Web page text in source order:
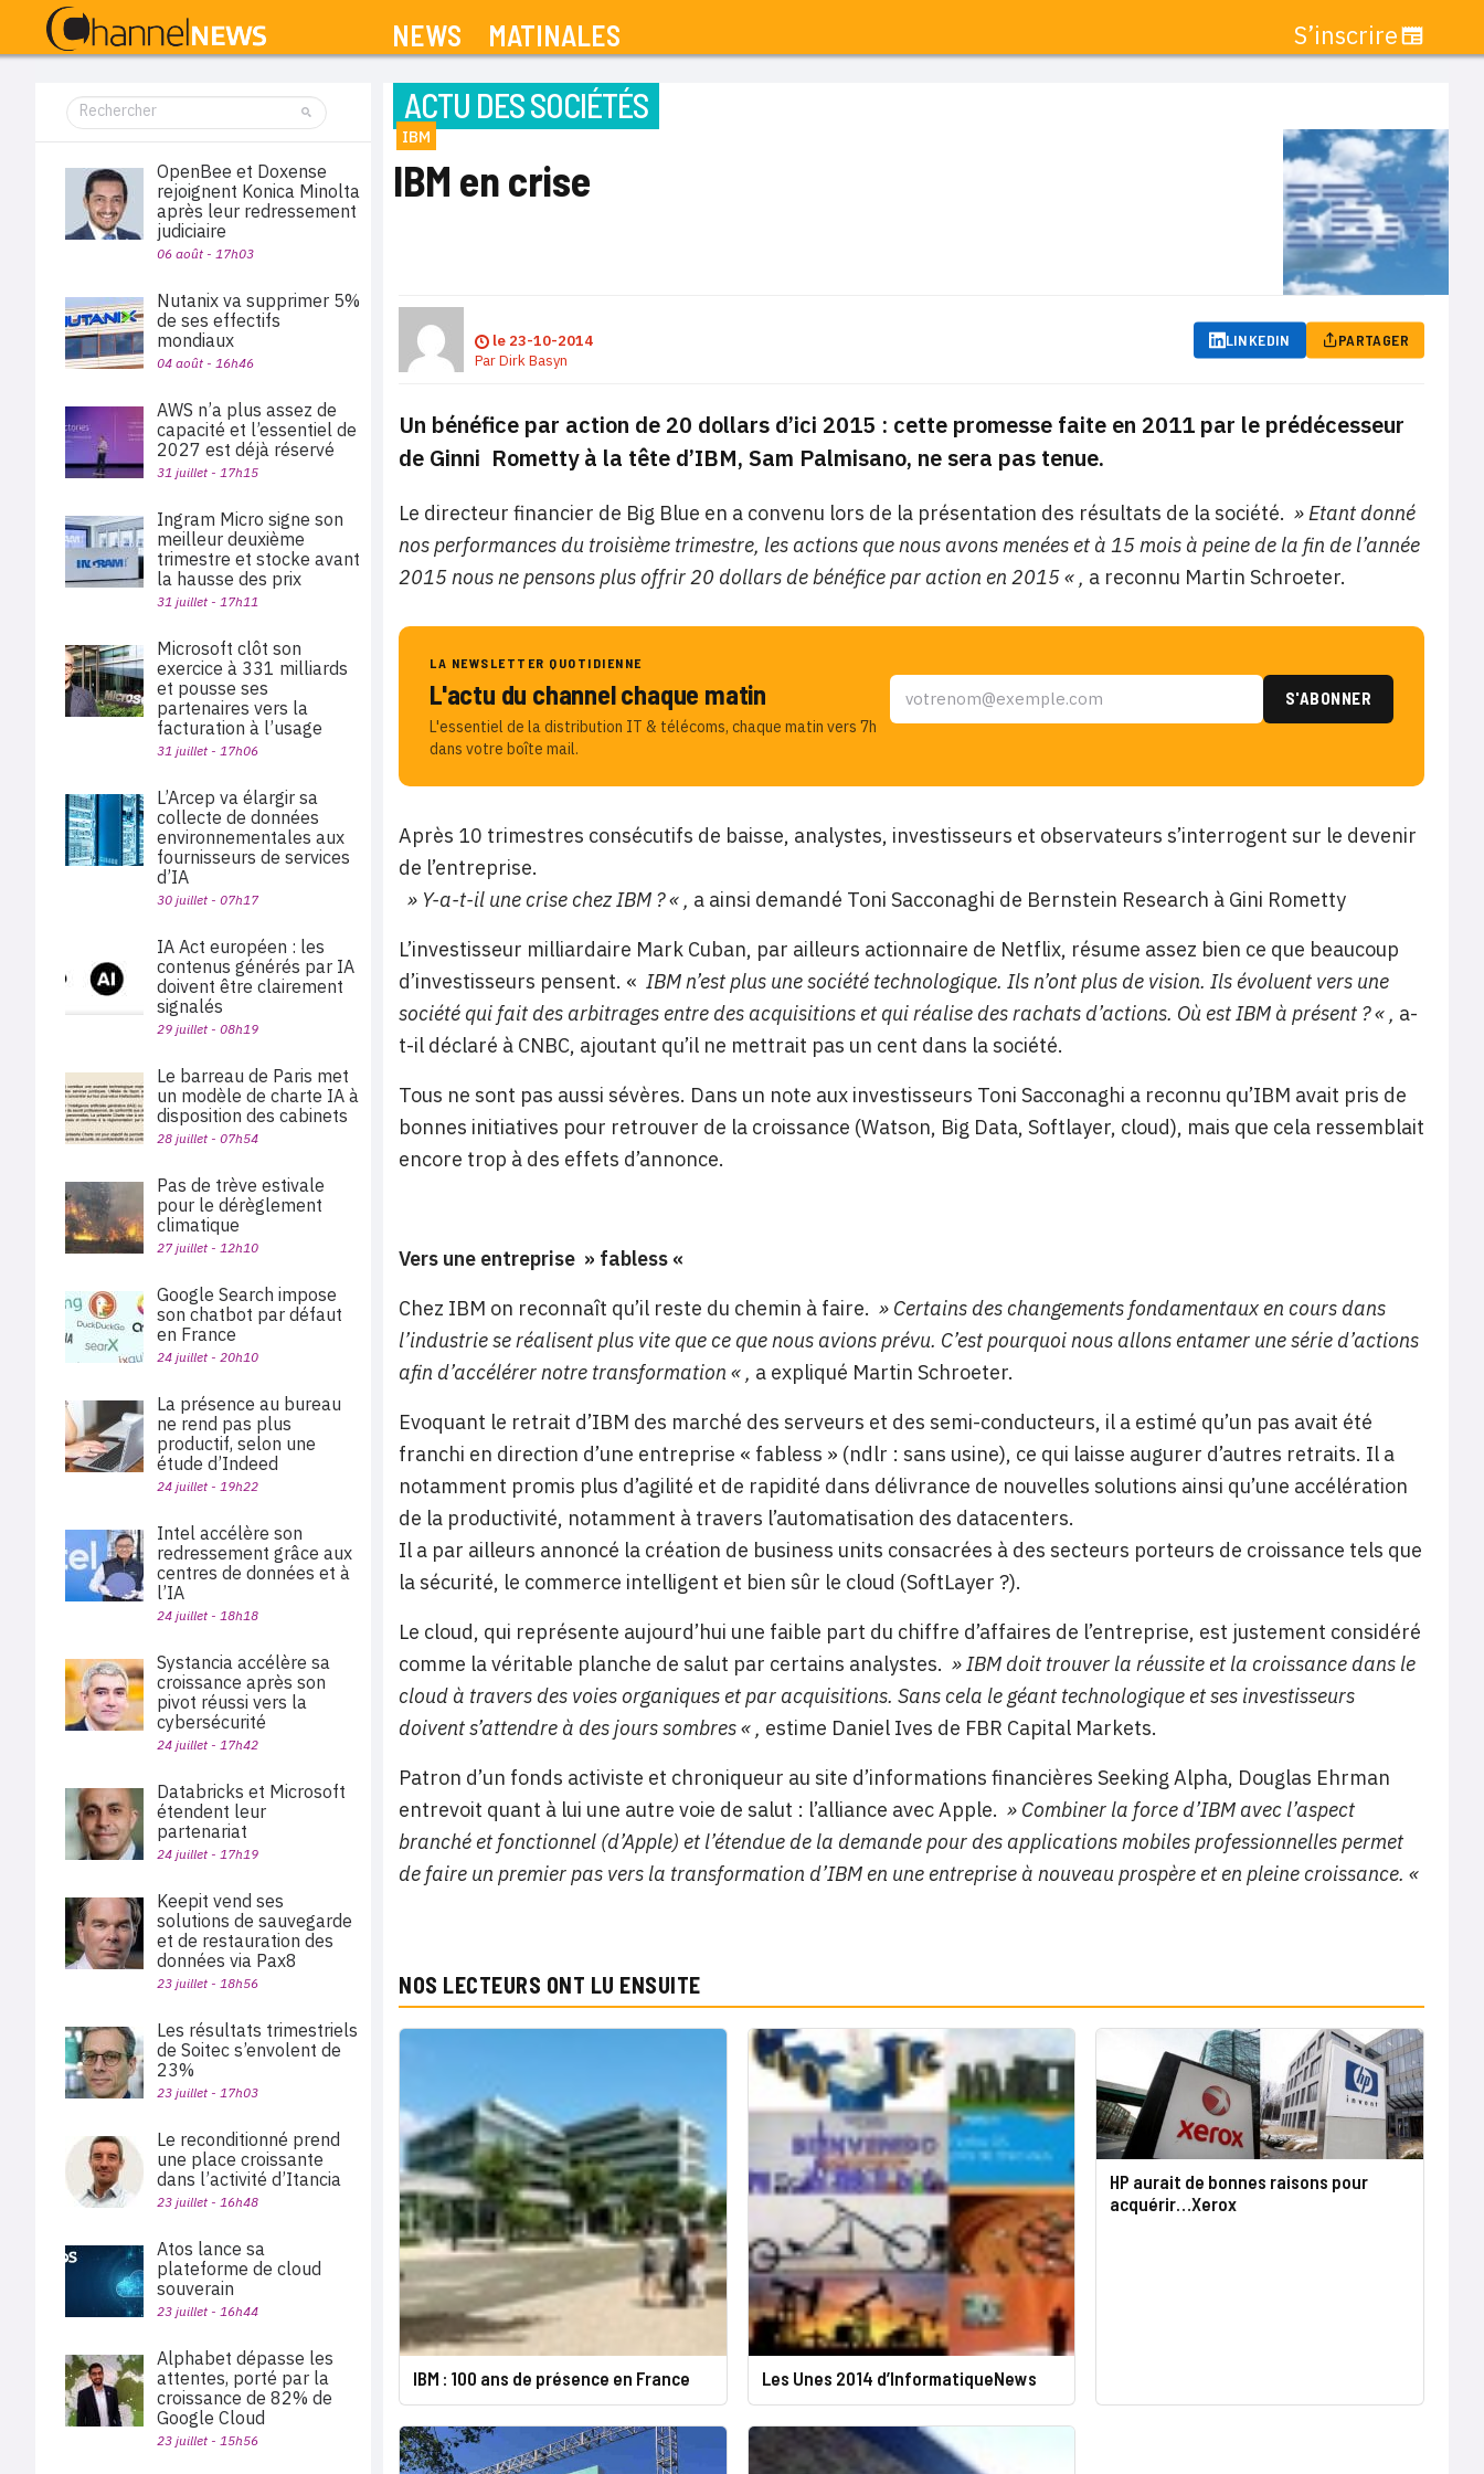
NEWS MATINALES S’inscrire
ACTU DES SOCIÉTÉS
IBM
IBM en crise
le 23-10-2014
ParDirk Basyn
LINKEDIN PARTAGER
Un bénéfice par action de 20 dollars d’ici 2015 : cette promesse faite en 2011 par le prédécesseur
de Ginni Rometty à la tête d’IBM, Sam Palmisano, ne sera pas tenue.
Le directeur financier de Big Blue en a convenu lors de la présentation des résultats de la société. » Etant donné
nos performances du troisième trimestre, les actions que nous avons menées et à 15 mois à peine de la fin de l’année
2015 nous ne pensons plus offrir 20 dollars de bénéfice par action en 2015 « , a reconnu Martin Schroeter.
LA NEWSLETTER QUOTIDIENNE
L'actu du channel chaque matin
L'essentiel de la distribution IT & télécoms, chaque matin vers 7h
dans votre boîte mail.
Après 10 trimestres consécutifs de baisse, analystes, investisseurs et observateurs s’interrogent sur le devenir
de l’entreprise.
» Y-a-t-il une crise chez IBM ? « , a ainsi demandé Toni Sacconaghi de Bernstein Research à Gini Rometty
L’investisseur milliardaire Mark Cuban, par ailleurs actionnaire de Netflix, résume assez bien ce que beaucoup
d’investisseurs pensent. « IBM n’est plus une société technologique. Ils n’ont plus de vision. Ils évoluent vers une
société qui fait des arbitrages entre des acquisitions et qui réalise des rachats d’actions. Où est IBM à présent ? « , a-
t-il déclaré à CNBC, ajoutant qu’il ne mettrait pas un cent dans la société.
Tous ne sont pas aussi sévères. Dans un note aux investisseurs Toni Sacconaghi a reconnu qu’IBM avait pris de
bonnes initiatives pour retrouver de la croissance (Watson, Big Data, Softlayer, cloud), mais que cela ressemblait
encore trop à des effets d’annonce.
Vers une entreprise » fabless «
Chez IBM on reconnaît qu’il reste du chemin à faire. » Certains des changements fondamentaux en cours dans
l’industrie se réalisent plus vite que ce que nous avions prévu. C’est pourquoi nous allons entamer une série d’actions
afin d’accélérer notre transformation « , a expliqué Martin Schroeter.
Evoquant le retrait d’IBM des marché des serveurs et des semi-conducteurs, il a estimé qu’un pas avait été
franchi en direction d’une entreprise « fabless » (ndlr : sans usine), ce qui laisse augurer d’autres retraits. Il a
notamment promis plus d’agilité et de rapidité dans délivrance de nouvelles solutions ainsi qu’une accélération
de la productivité, notamment à travers l’automatisation des datacenters.
Il a par ailleurs annoncé la création de business units consacrées à des secteurs porteurs de croissance tels que
la sécurité, le commerce intelligent et bien sûr le cloud (SoftLayer ?).
Le cloud, qui représente aujourd’hui une faible part du chiffre d’affaires de l’entreprise, est justement considéré
comme la véritable planche de salut par certains analystes. » IBM doit trouver la réussite et la croissance dans le
cloud à travers des voies organiques et par acquisitions. Sans cela le géant technologique et ses investisseurs
doivent s’attendre à des jours sombres « , estime Daniel Ives de FBR Capital Markets.
Patron d’un fonds activiste et chroniqueur au site d’informations financières Seeking Alpha, Douglas Ehrman
entrevoit quant à lui une autre voie de salut : l’alliance avec Apple. » Combiner la force d’IBM avec l’aspect
branché et fonctionnel (d’Apple) et l’étendue de la demande pour des applications mobiles professionnelles permet
de faire un premier pas vers la transformation d’IBM en une entreprise à nouveau prospère et en pleine croissance. «
NOS LECTEURS ONT LU ENSUITE
IBM : 100 ans de présence en France Les Unes 2014 d’InformatiqueNews
HP aurait de bonnes raisons pour
acquérir…Xerox
OpenBee et Doxense
rejoignent Konica Minolta
après leur redressement
judiciaire
06 août - 17h03
Nutanix va supprimer 5%
de ses effectifs
mondiaux
04 août - 16h46
AWS n’a plus assez de
capacité et l’essentiel de
2027 est déjà réservé
31 juillet - 17h15
Ingram Micro signe son
meilleur deuxième
trimestre et stocke avant
la hausse des prix
31 juillet - 17h11
Microsoft clôt son
exercice à 331 milliards
et pousse ses
partenaires vers la
facturation à l’usage
31 juillet - 17h06
L’Arcep va élargir sa
collecte de données
environnementales aux
fournisseurs de services
d’IA
30 juillet - 07h17
IA Act européen : les
contenus générés par IA
doivent être clairement
signalés
29 juillet - 08h19
Le barreau de Paris met
un modèle de charte IA à
disposition des cabinets
28 juillet - 07h54
Pas de trève estivale
pour le dérèglement
climatique
27 juillet - 12h10
Google Search impose
son chatbot par défaut
en France
24 juillet - 20h10
La présence au bureau
ne rend pas plus
productif, selon une
étude d’Indeed
24 juillet - 19h22
Intel accélère son
redressement grâce aux
centres de données et à
l’IA
24 juillet - 18h18
Systancia accélère sa
croissance après son
pivot réussi vers la
cybersécurité
24 juillet - 17h42
Databricks et Microsoft
étendent leur
partenariat
24 juillet - 17h19
Keepit vend ses
solutions de sauvegarde
et de restauration des
données via Pax8
23 juillet - 18h56
Les résultats trimestriels
de Soitec s’envolent de
23%
23 juillet - 17h03
Le reconditionné prend
une place croissante
dans l’activité d’Itancia
23 juillet - 16h48
Atos lance sa
plateforme de cloud
souverain
23 juillet - 16h44
Alphabet dépasse les
attentes, porté par la
croissance de 82% de
Google Cloud
23 juillet - 15h56